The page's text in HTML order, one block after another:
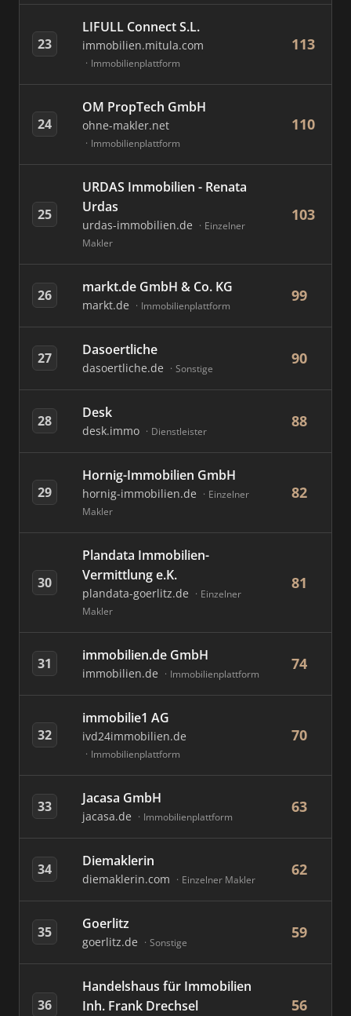
23
LIFULL Connect S.L.
immobilien.mitula.com
Immobilienplattform
113
24
OM PropTech GmbH
ohne-makler.net
Immobilienplattform
110
25
URDAS Immobilien - Renata
Urdas
urdas-immobilien.de
Einzelner
Makler
103
26 markt.de GmbH & Co. KG
markt.de Immobilienplattform
99
27 Dasoertliche
dasoertliche.de Sonstige
90
28 Desk
desk.immo Dienstleister
88
29
Hornig-Immobilien GmbH
hornig-immobilien.de
Einzelner
Makler
82
30
Plandata Immobilien-
Vermittlung e.K.
plandata-goerlitz.de
Einzelner
Makler
81
31 immobilien.de GmbH
immobilien.de Immobilienplattform
74
32
immobilie1 AG
ivd24immobilien.de
Immobilienplattform
70
33 Jacasa GmbH
jacasa.de Immobilienplattform
63
34 Diemaklerin
diemaklerin.com Einzelner Makler
62
35 Goerlitz
goerlitz.de Sonstige
59
36
Handelshaus für Immobilien
Inh. Frank Drechsel
56